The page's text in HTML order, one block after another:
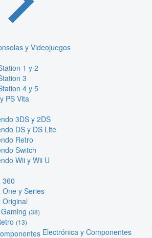
y Videojuegos
1 y 2
3
4 y 5
PS Vita
3DS y 2DS
DS y DS Lite
Retro
Switch
Wii y Wii U
360
One y Series
Original
(38)
(13)
Electrónica y Componentes